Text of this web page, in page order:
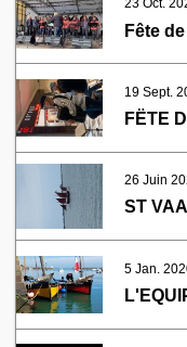
23 Oct.
Fête
19 Sept.
26 Juin
ST
5 Jan.